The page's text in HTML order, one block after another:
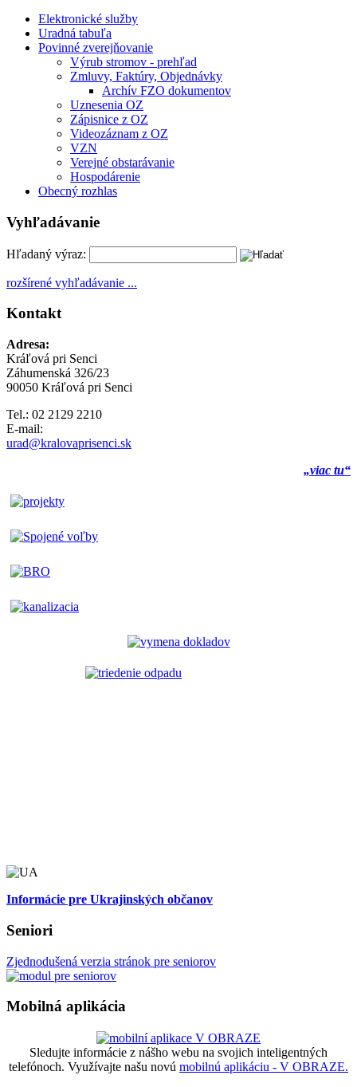
Elektronické služby
Uradná tabuľa
Povinné zverejňovanie
Výrub stromov - prehľad
Zmluvy, Faktúry, Objednávky
Archív FZO dokumentov
Uznesenia OZ
Zápisnice z OZ
Videozáznam z OZ
VZN
Verejné obstarávanie
Hospodárenie
Obecný rozhlas
Vyhľadávanie
Hľadaný výraz:
rozšírené vyhľadávanie ...
Kontakt
Adresa:
Kráľová pri Senci
Záhumenská 326/23
90050 Kráľová pri Senci
Tel.: 02 2129 2210
E-mail:
urad@kralovaprisenci.sk
„viac tu“
Informácie pre Ukrajinských občanov
Seniori
Zjednodušená verzia stránok pre seniorov
Mobilná aplikácia
Sledujte informácie z nášho webu na svojich inteligentných
telefónoch. Využívajte našu novú mobilnú aplikáciu - V OBRAZE.